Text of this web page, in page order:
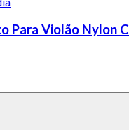
Para Violão Nylon